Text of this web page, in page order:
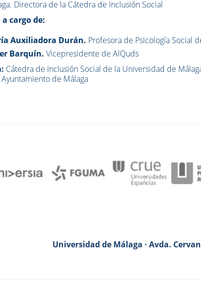
Directora de la Cátedra de Inclusión Social
cargo de:
Auxiliadora Durán. Profesora de Psicología Social
Barquín. Vicepresidente de AlQuds
Cátedra de Inclusión Social de la Universidad de
de Málaga
Universidad de Málaga · Avda.